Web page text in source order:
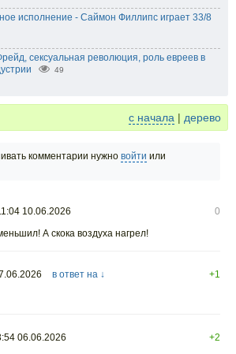
исполнение - Саймон Филлипс играет 33/8
сексуальная революция, роль евреев в
49
с начала | дерево
комментарии нужно войти или
10.06.2026
0
А скока воздуха нагрел!
в ответ на ↓
+1
06.06.2026
+2